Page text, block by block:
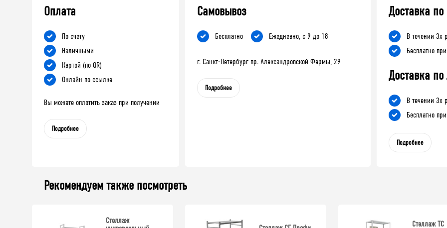
Оплата
По счету
Наличными
Картой (по QR)
Онлайн по ссылке
Вы можете оплатить заказ при получении
Подробнее
Самовывоз
Бесплатно Ежедневно, с 9 до 18
г. Санкт-Петербург пр. Александровской Фермы, 29
Подробнее
Доставка
В течении 3х
Бесплатно
Доставка
В течении 3х
Бесплатно
Подробнее
Рекомендуем также посмотреть
Стеллаж
Стеллаж ТС